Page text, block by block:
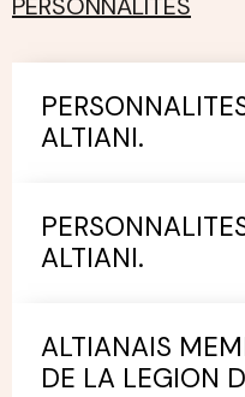
ALTIANI.
ALTIANI.
ALTIANAIS
DE LA LEGION